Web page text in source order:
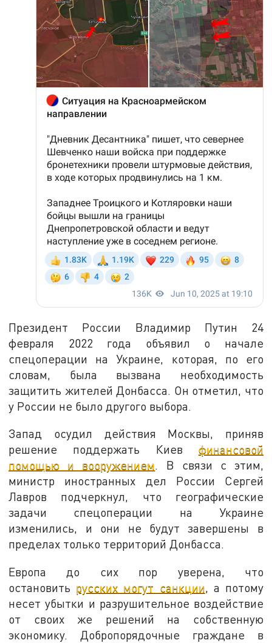
Президент России Владимир Путин 24
февраля 2022 года объявил о начале
спецоперации на Украине, которая, по его
словам, была вызвана необходимость
защитить жителей Донбасса. Он отметил, что
у России не было другого выбора.
Запад осудил действия Москвы, приняв
решение поддержать Киев финансовой
помощью и вооружением. В связи с этим,
министр иностранных дел России Сергей
Лавров подчеркнул, что географические
задачи спецоперации на Украине
изменились, и они не будут завершены в
пределах только территорий Донбасса.
Европа до сих пор уверена, что
остановить русских могут санкции, а потому
несет убытки и разрушительное воздействие
от своих же решений на собственную
экономику. Добропорядочные граждане в